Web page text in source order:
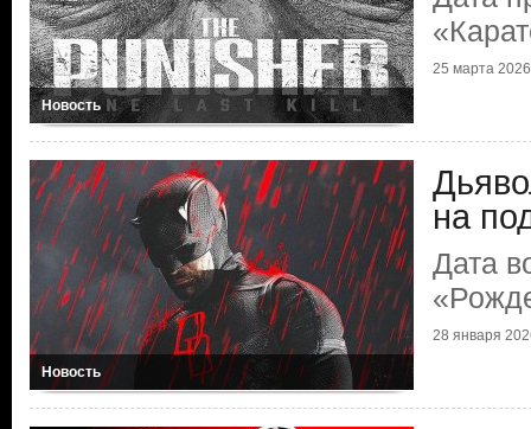
Новость
25 марта 2026
Новость
на
Дата
28 января